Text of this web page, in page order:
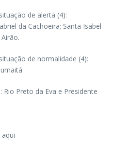
de alerta (4):
da Cachoeira; Santa Isabel
de normalidade (4):
Preto da Eva e Presidente